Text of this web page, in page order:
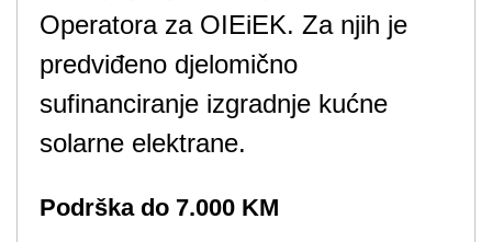
Operatora za OIEiEK. Za njih je
predviđeno djelomično
sufinanciranje izgradnje kućne
solarne elektrane.
Podrška do 7.000 KM